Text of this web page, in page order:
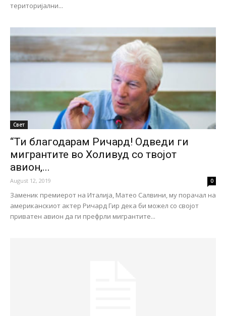
територијални...
Свет
“Ти благодарам Ричард! Одведи ги
мигрантите во Холивуд со твојот
авион,...
August 12, 2019 0
Заменик премиерот на Италија, Матео Салвини, му порачал на
американскиот актер Ричард Гир дека би можел со својот
приватен авион да ги префрли мигрантите...